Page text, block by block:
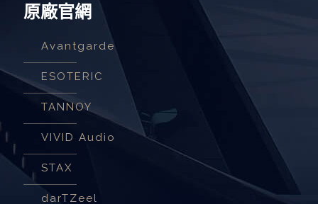
原廠官網
Avantgarde
ESOTERIC
TANNOY
VIVID Audio
STAX
darTZeel